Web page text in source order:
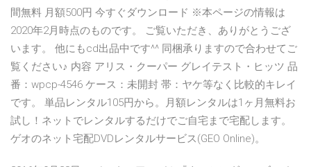
間無料 月額500円 今すぐダウンロード ※本ページの情報は
2020年2月時点のものです。 ご覧いただき、ありがとうござ
います。 他にもcd出品中です^^ 同梱承りますので合わせてご
覧ください♪ 内容 アリス・クーパー グレイテスト・ヒッツ 品
番：wpcp-4546 ケース：未開封 帯：ヤケ等なく比較的キレイ
です。 単品レンタル105円から。月額レンタルは1ヶ月無料お
試し！ネットでレンタルするだけでご自宅まで宅配します。
ゲオのネット宅配DVDレンタルサービス(GEO Online)。